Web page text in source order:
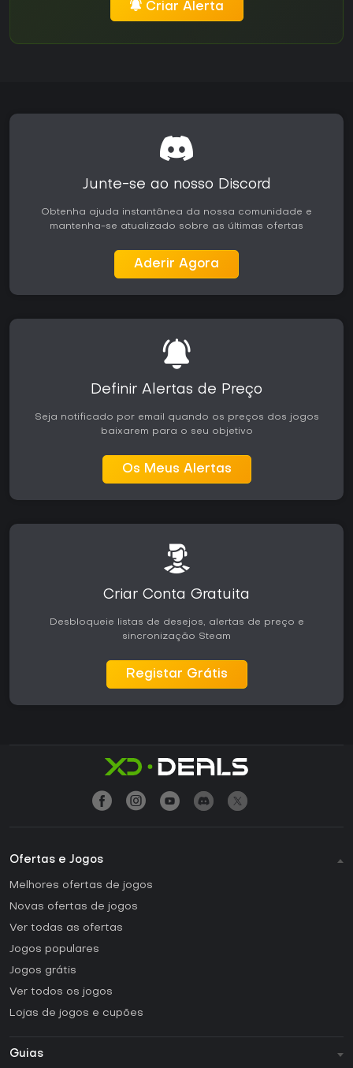
Criar Alerta
Junte-se ao nosso Discord
Obtenha ajuda instantânea da nossa comunidade e
mantenha-se atualizado sobre as últimas ofertas
Aderir Agora
Definir Alertas de Preço
Seja notificado por email quando os preços dos jogos
baixarem para o seu objetivo
Os Meus Alertas
Criar Conta Gratuita
Desbloqueie listas de desejos, alertas de preço e
sincronização Steam
Registar Grátis
Ofertas e Jogos
Melhores ofertas de jogos
Novas ofertas de jogos
Ver todas as ofertas
Jogos populares
Jogos grátis
Ver todos os jogos
Lojas de jogos e cupões
Guias